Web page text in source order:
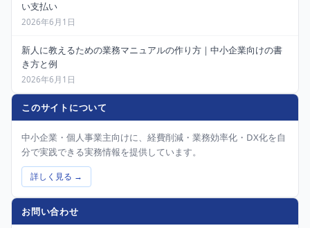
い支払い
2026年6月1日
新人に教えるための業務マニュアルの作り方｜中小企業向けの書
き方と例
2026年6月1日
このサイトについて
中小企業・個人事業主向けに、経費削減・業務効率化・DX化を自
分で実践できる実務情報を提供しています。
詳しく見る →
お問い合わせ